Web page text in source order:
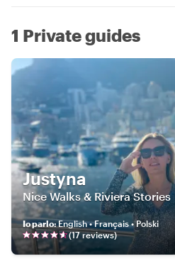
1 Private guides
Justyna
Nice Walks & Riviera Stories
Io parlo:English • Français • Polski
(17reviews)